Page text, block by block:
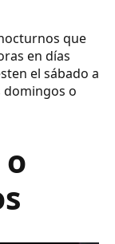
que
en días
el sábado a
domingos o